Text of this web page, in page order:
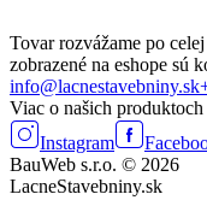
Tovar rozvážame po
zobrazené na eshope sú
info@lacnestavebniny.sk
Viac o našich produktoch
Instagram
BauWeb s.r.o. © 2026
LacneStavebniny.sk